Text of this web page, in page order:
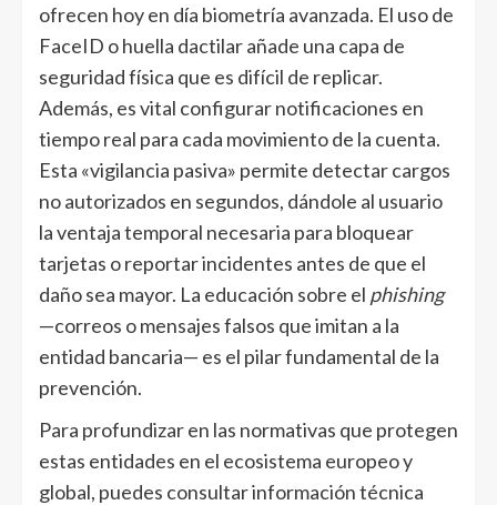
ofrecen hoy en día biometría avanzada. El uso de
FaceID o huella dactilar añade una capa de
seguridad física que es difícil de replicar.
Además, es vital configurar notificaciones en
tiempo real para cada movimiento de la cuenta.
Esta «vigilancia pasiva» permite detectar cargos
no autorizados en segundos, dándole al usuario
la ventaja temporal necesaria para bloquear
tarjetas o reportar incidentes antes de que el
daño sea mayor. La educación sobre el phishing
—correos o mensajes falsos que imitan a la
entidad bancaria— es el pilar fundamental de la
prevención.
Para profundizar en las normativas que protegen
estas entidades en el ecosistema europeo y
global, puedes consultar información técnica